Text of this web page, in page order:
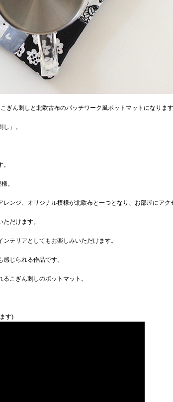
ぎん刺しと北欧古布のパッチワーク風ポットマットになります
」。
。
ンジ、オリジナル模様が北欧布と一つとなり、お部屋にアク
だけます。
テリアとしてもお楽しみいただけます。
じられる作品です。
こぎん刺しのポットマット。
す)